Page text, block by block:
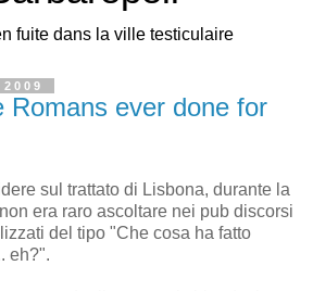
fuite dans la ville testiculaire
Romans ever done for
sul trattato di Lisbona, durante la
era raro ascoltare nei pub discorsi
del tipo "Che cosa ha fatto
eh?".